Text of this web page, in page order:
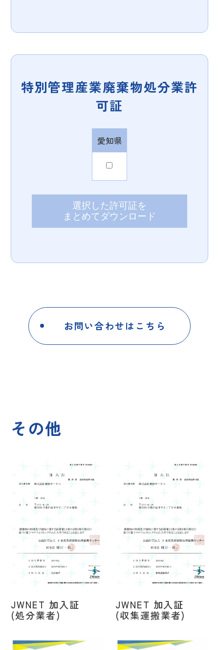
特別管理産業廃棄物処分業許
可証
愛知県
選択した許可証を
まとめてダウンロード
お問い合わせはこちら
その他
JWNET 加入証
(処分業者)
JWNET 加入証
(収集運搬業者)